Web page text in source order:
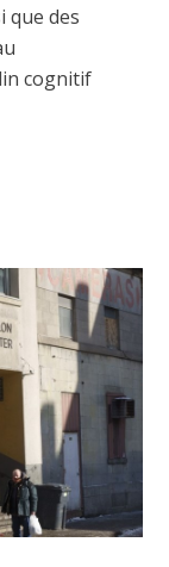
que des
cognitif